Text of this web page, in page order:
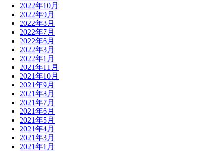
2022年10月
2022年9月
2022年8月
2022年7月
2022年6月
2022年3月
2022年1月
2021年11月
2021年10月
2021年9月
2021年8月
2021年7月
2021年6月
2021年5月
2021年4月
2021年3月
2021年1月